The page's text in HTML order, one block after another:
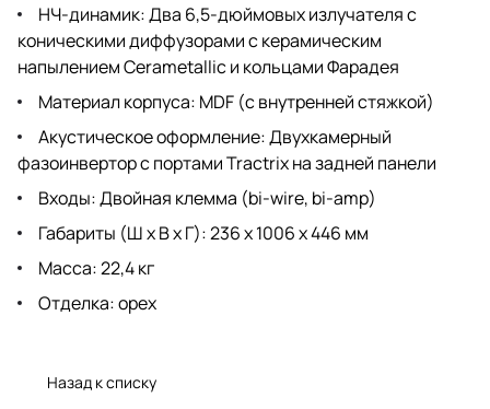
НЧ-динамик: Два 6,5-дюймовых излучателя с
коническими диффузорами с керамическим
напылением Cerametallic и кольцами Фарадея
Материал корпуса: MDF (с внутренней стяжкой)
Акустическое оформление: Двухкамерный
фазоинвертор с портами Tractrix на задней панели
Входы: Двойная клемма (bi-wire, bi-amp)
Габариты (Ш х В х Г): 236 х 1006 х 446 мм
Масса: 22,4 кг
Отделка: орех
Назад к списку